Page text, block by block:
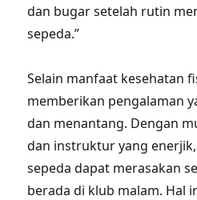
dan bugar setelah rutin
sepeda.”
Selain manfaat kesehatan
memberikan pengalaman
dan menantang. Dengan
dan instruktur yang
sepeda dapat merasakan
berada di klub malam. Hal